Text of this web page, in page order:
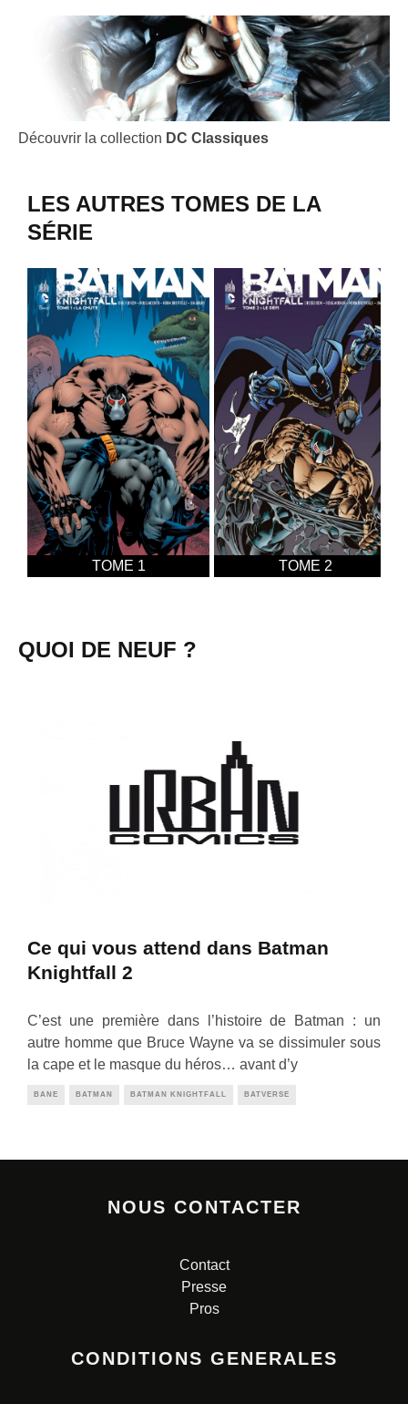
Découvrir la collection DC Classiques
LES AUTRES TOMES DE LA
SÉRIE
QUOI DE NEUF ?
Ce qui vous attend dans Batman
Knightfall 2
C’est une première dans l’histoire de Batman : un
autre homme que Bruce Wayne va se dissimuler sous
la cape et le masque du héros… avant d’y
BANE BATMAN BATMAN KNIGHTFALL BATVERSE
NOUS CONTACTER
Contact
Presse
Pros
CONDITIONS GENERALES